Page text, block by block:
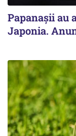
Papanașii au
Japonia.